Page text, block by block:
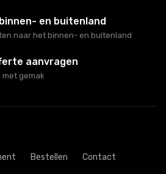
en buitenland
naar het binnen- en buitenland
aanvragen
gemak
Bestellen Contact